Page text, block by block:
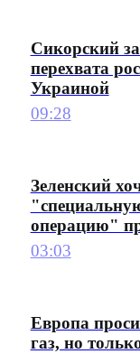
Сикорский
перехвата
Украиной
09:28
Зеленский
операцию"
03:03
Европа
газ, но